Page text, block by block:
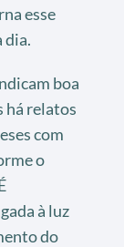
esse
dia.
boa
há relatos
com
o
à luz
do